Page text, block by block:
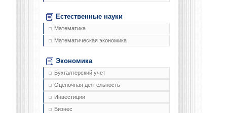
Естественные науки
Математика
Математическая экономика
Экономика
Бухгалтерский учет
Оценочная деятельность
Инвестиции
Бизнес